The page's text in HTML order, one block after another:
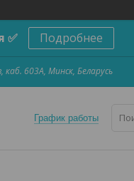
✅ Подробнее
каб. 603А, Минск, Беларусь
График работы